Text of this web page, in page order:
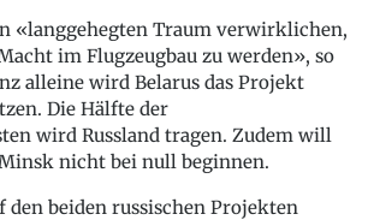
«langgehegten Traum verwirklichen,
im Flugzeugbau zu werden», so
alleine wird Belarus das Projekt
Die Hälfte der
wird Russland tragen. Zudem will
nicht bei null beginnen.
den beiden russischen Projekten